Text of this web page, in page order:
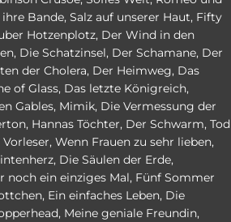
Bande, Salz auf unserer Haut, Fifty
Hotzenplotz, Der Wind in den
, Die Schatzinsel, Der Schamane, Der
der Cholera, Der Heimweg, Das
of Glass, Das letzte Königreich,
Gables, Mimik, Die Vermessung der
, Hannas Töchter, Der Schwarm, Tod
Vorleser, Wenn Frauen zu sehr lieben,
, Die Säulen der Erde,
noch ein einziges Mal, Fünf Sommer
, Ein einfaches Leben, Die
, Meine geniale Freundin,